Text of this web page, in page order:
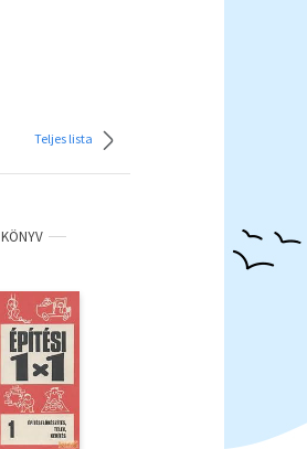
Teljes lista
KÖNYV KÖNYV